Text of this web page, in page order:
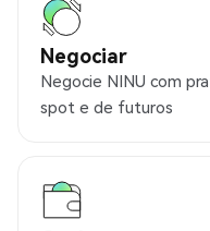
Negociar
Negocie NINU com
spot e de futuros